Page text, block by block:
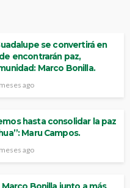
se convertirá en
encontrarán paz,
Marco Bonilla.
ago
hasta consolidar la paz
Maru Campos.
ago